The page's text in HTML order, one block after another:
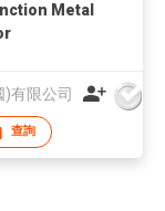
Metal
)有限公司
查詢